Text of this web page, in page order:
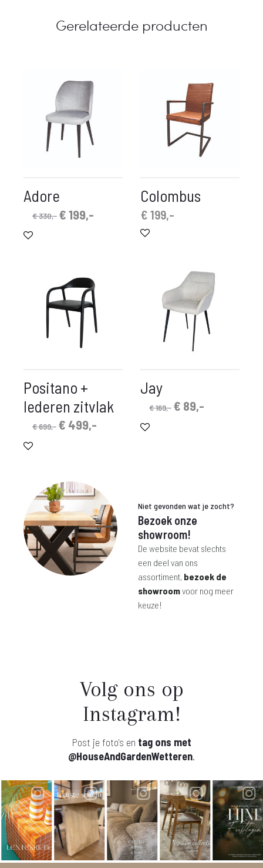
Gerelateerde producten
Adore
€330,- Oorspronkelijke
€199,-
Colombus
€199,-
Positano +
lederen zitvlak
€699,- Oorspronkelijke
€ 499,-
Jay
€169,- Oorspronkelijke
€ 89,-
Niet gevonden wat je zocht?
Bezoek onze
showroom!
De website bevat slechts
een deel van ons
assortiment, bezoek de
showroomvoor nog meer
keuze!
Volg ons op
Instagram!
Post je foto's en tag ons met
@HouseAndGardenWetteren.